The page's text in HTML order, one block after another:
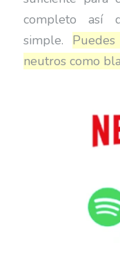
completo así
simple.
neutros como